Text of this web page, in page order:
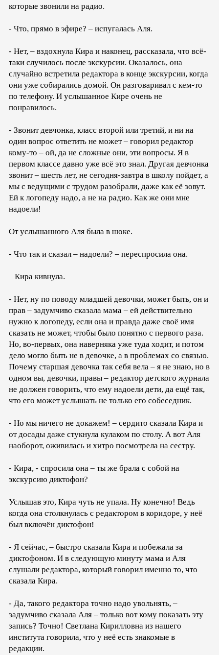
которые звонили на радио.
- Что, прямо в эфире? – испугалась Аля.
- Нет, – вздохнула Кира и наконец, рассказала, что всё-
таки случилось после экскурсии. Оказалось, она
случайно встретила редактора в конце экскурсии, когда
они уже собирались домой. Он разговаривал с кем-то
по телефону. И услышанное Кире очень не
понравилось.
- Звонит девчонка, класс второй или третий, и ни на
один вопрос ответить не может – говорил редактор
кому-то – ой, да не сложные они, эти вопросы. Я в
первом классе давно уже всё это знал. Другая девчонка
звонит – шесть лет, не сегодня-завтра в школу пойдет, а
мы с ведущими с трудом разобрали, даже как её зовут.
Ей к логопеду надо, а не на радио. Как же они мне
надоели!
От услышанного Аля была в шоке.
- Что так и сказал – надоели? – переспросила она.
Кира кивнула.
- Нет, ну по поводу младшей девочки, может быть, он и
прав – задумчиво сказала мама – ей действительно
нужно к логопеду, если она и правда даже своё имя
сказать не может, чтобы было понятно с первого раза.
Но, во-первых, она наверняка уже туда ходит, и потом
дело могло быть не в девочке, а в проблемах со связью.
Почему старшая девочка так себя вела – я не знаю, но в
одном вы, девочки, правы – редактор детского журнала
не должен говорить, что ему надоели дети, да ещё так,
что его может услышать не только его собеседник.
- Но мы ничего не докажем! – сердито сказала Кира и
от досады даже стукнула кулаком по столу. А вот Аля
наоборот, оживилась и хитро посмотрела на сестру.
- Кира, - спросила она – ты же брала с собой на
экскурсию диктофон?
Услышав это, Кира чуть не упала. Ну конечно! Ведь
когда она столкнулась с редактором в коридоре, у неё
был включён диктофон!
- Я сейчас, – быстро сказала Кира и побежала за
диктофоном. И в следующую минуту мама и Аля
слушали редактора, который говорил именно то, что
сказала Кира.
- Да, такого редактора точно надо увольнять, –
задумчиво сказала Аля – только вот кому показать эту
запись? Точно! Светлана Кирилловна из нашего
института говорила, что у неё есть знакомые в
редакции.